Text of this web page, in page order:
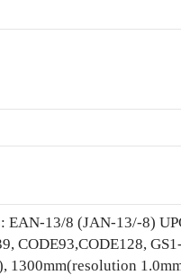
EAN-13/8 (JAN-13/-8)
CODE93,CODE128,
1300mm(resolution